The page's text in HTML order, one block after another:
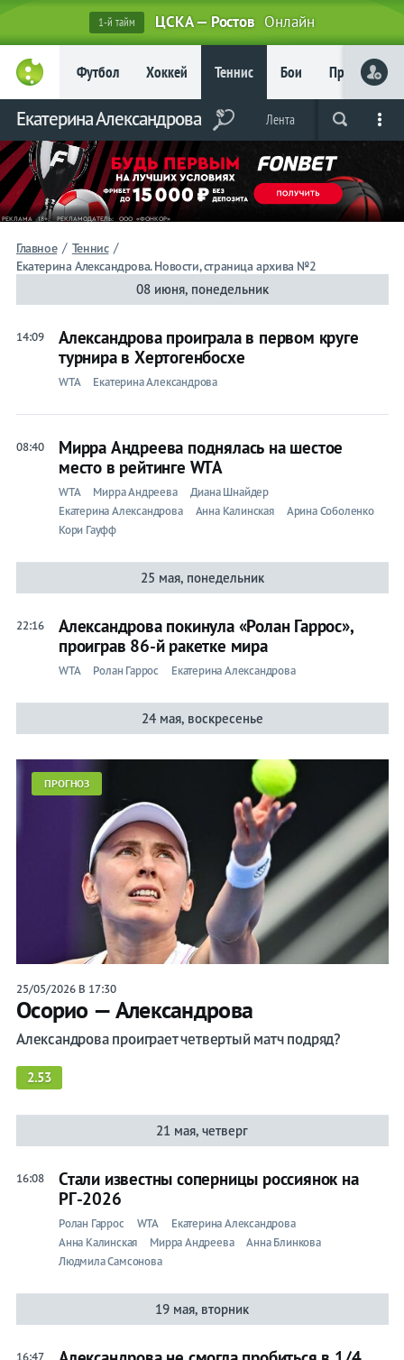
1-й тайм ЦСКА — Ростов Онлайн
Футбол Хоккей Теннис Бои Прочие
Live Вся лента Прогнозы Букмекеры
Екатерина Александрова Лента
Главное / Теннис /
Екатерина Александрова. Новости, страница архива №2
08 июня, понедельник
14:09
Александрова проиграла в первом круге
турнира в Хертогенбосхе
WTA Екатерина Александрова
08:40
Мирра Андреева поднялась на шестое
место в рейтинге WTA
WTA Мирра Андреева
Диана Шнайдер
Екатерина Александрова
Анна Калинская
Арина Соболенко
Кори Гауфф
25 мая, понедельник
22:16
Александрова покинула «Ролан Гаррос»,
проиграв 86-й ракетке мира
WTA Ролан Гаррос Екатерина Александрова
24 мая, воскресенье
ПРОГНОЗ
25/05/2026 В 17:30
Осорио — Александрова
Александрова проиграет четвертый матч подряд?
2.53
21 мая, четверг
16:08
Стали известны соперницы россиянок на
РГ-2026
Ролан Гаррос WTA
Екатерина Александрова
Анна Калинская
Мирра Андреева
Анна Блинкова
Людмила Самсонова
19 мая, вторник
16:47
Главное
Фрибет
до 15
000 ₽
Новым
игрокам, без
условий
Футбол
Прогнозы
на спорт
Букмекеры
Теннис
Екатерина
Александрова
Лента
Live
Прогнозы
лента
Ролан
ATP
Прочие